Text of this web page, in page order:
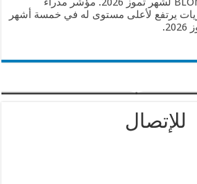
يرتفع لأعلى مستوى له في خمسة أشهر
للإتصال